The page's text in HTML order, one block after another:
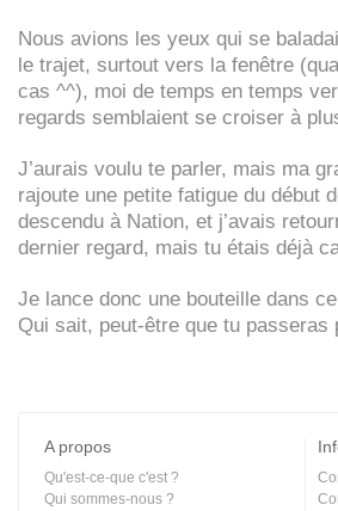
Nous avions les yeux qui se
le trajet, surtout vers la fenêtre
cas ^^), moi de temps en temps
regards semblaient se croiser à
J’aurais voulu te parler, mais ma
rajoute une petite fatigue du début
descendu à Nation, et j’avais
dernier regard, mais tu étais déjà
Je lance donc une bouteille dans
Qui sait, peut-être que tu passeras
A propos
Qu'est-ce-que c'est ?
Qui sommes-nous ?